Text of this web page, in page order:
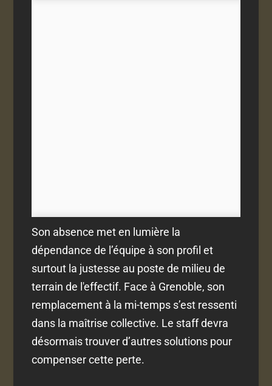
Son absence met en lumière la
dépendance de l’équipe à son profil et
surtout la justesse au poste de milieu de
terrain de l'effectif. Face à Grenoble, son
remplacement à la mi-temps s’est ressenti
dans la maîtrise collective. Le staff devra
désormais trouver d’autres solutions pour
compenser cette perte.